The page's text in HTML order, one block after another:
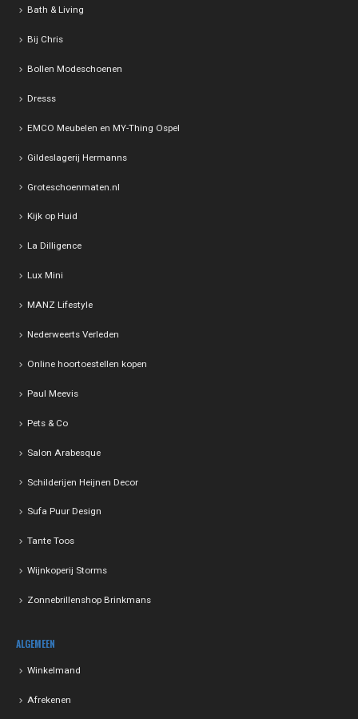
Bath & Living
Bij Chris
Bollen Modeschoenen
Dresss
EMCO Meubelen en MY-Thing Ospel
Gildeslagerij Hermanns
Groteschoenmaten.nl
Kijk op Huid
La Dilligence
Lux Mini
MANZ Lifestyle
Nederweerts Verleden
Online hoortoestellen kopen
Paul Meevis
Pets & Co
Salon Arabesque
Schilderijen Heijnen Decor
Sufa Puur Design
Tante Toos
Wijnkoperij Storms
Zonnebrillenshop Brinkmans
ALGEMEEN
Winkelmand
Afrekenen